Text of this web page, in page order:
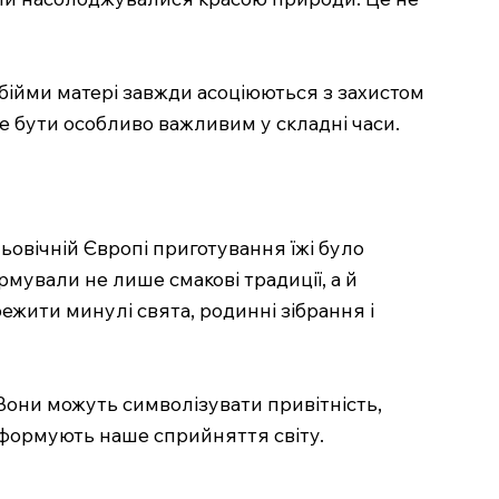
матері завжди асоціюються з захистом
бути особливо важливим у складні часи.
Європі приготування їжі було
не лише смакові традиції, а й
минулі свята, родинні зібрання і
можуть символізувати привітність,
формують наше сприйняття світу.